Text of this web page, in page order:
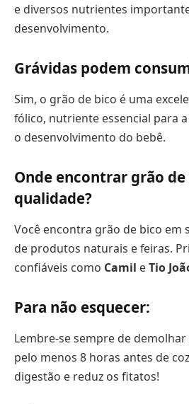
e diversos nutrientes
desenvolvimento.
Grávidas podem
Sim, o grão de bico é uma
fólico, nutriente essencial para
o desenvolvimento do bebê.
Onde encontrar grão
qualidade?
Você encontra grão de bico em
de produtos naturais e feiras.
confiáveis como Camil eTio
Para não esquecer:
Lembre-se sempre de
pelo menos 8 horas antes de
digestão e reduz os fitatos!